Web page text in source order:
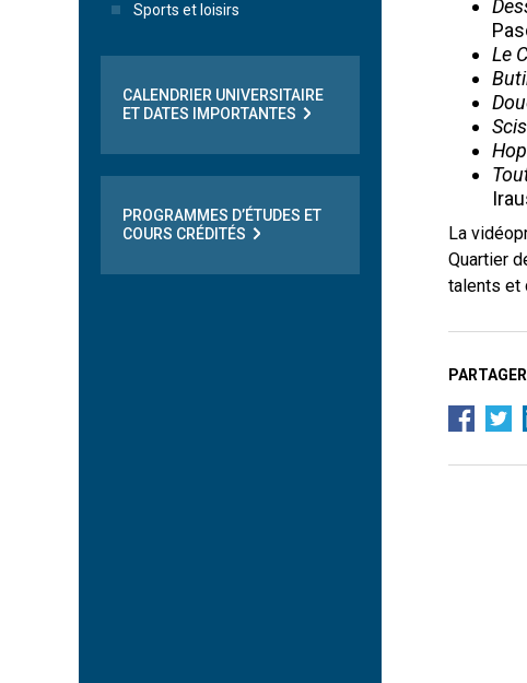
Le
La
Quartier
talents et
PARTAGER
Sports et loisirs
CALENDRIER UNIVERSITAIRE
ET DATES IMPORTANTES
PROGRAMMES D’ÉTUDES ET
COURS CRÉDITÉS